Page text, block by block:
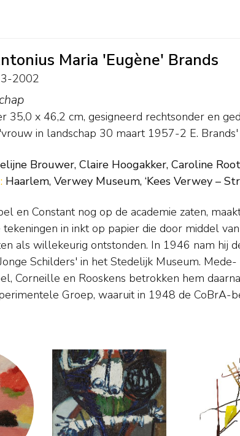
Maria 'Eugène' Brands
2002
35,0 x 46,2 cm, gesigneerd rechtsonder en
in landschap 30 maart 1957-2 E. Brands'
Brouwer, Claire Hoogakker, Caroline
Haarlem, Verwey Museum, ‘Kees Verwey –
en Constant nog op de academie zaten,
in inkt op papier die door middel
als willekeurig ontstonden. In 1946 nam hij
Schilders' in het Stedelijk Museum. Mede-
Corneille en Rooskens betrokken hem
Groep, waaruit in 1948 de CoBrA-
schilders bond was een heftig verlangen
Na een periode van CoBrA-
werkte Brands na 1961 in een stijl die
kleurvormen die uit een wattige substantie lijken te